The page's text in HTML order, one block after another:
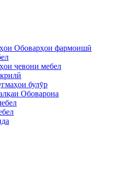
Обоварҳои фармоишӣ
ҷевони мебел
булӯр
Обоварона